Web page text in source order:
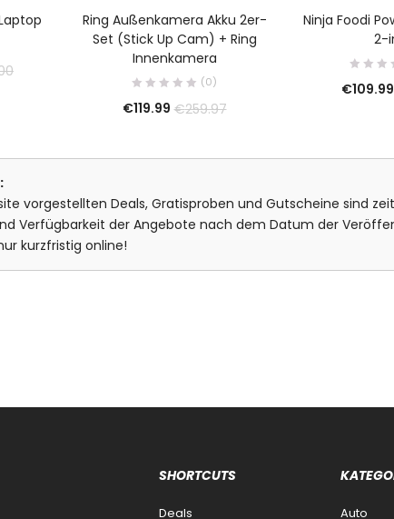
Ring Außenkamera Akku 2er-
Set (Stick Up Cam) + Ring
Innenkamera
(0)
€119.99 €259.97
Ninja Foodi
2-
€109.99
vorgestellten Deals, Gratisproben und Gutscheine sind
Verfügbarkeit der Angebote nach dem Datum der
kurzfristig online!
SHORTCUTS
Deals Auto